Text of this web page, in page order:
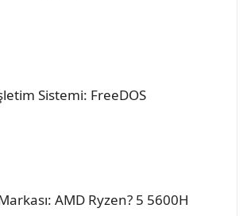
Sistemi: FreeDOS
AMD Ryzen? 5 5600H